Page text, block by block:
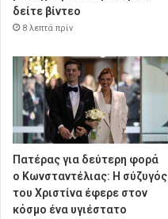
δείτε βίντεο
8 λεπτά πρίν
Πατέρας για δεύτερη φορά
ο Κωνσταντέλιας: Η σύζυγός
του Χριστίνα έφερε στον
κόσμο ένα υγιέστατο